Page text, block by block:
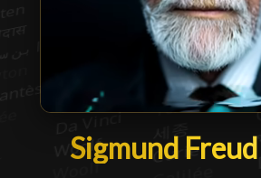
Sigmund Freud
Sigmund Freud█